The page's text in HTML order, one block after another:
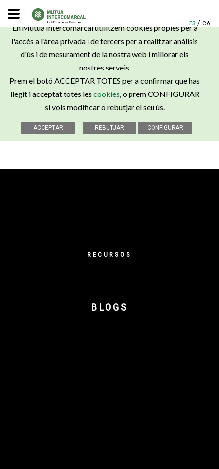
En Mútua Intercomarcal utilitzem cookies pròpies per a
l'accés a l'àrea privada i de tercers per a realitzar anàlisis
d'ús i de mesurament de la nostra web i millorar els
nostres serveis.
Prem el botó ACCEPTAR TOTES per a confirmar que has
llegit i acceptat totes les cookies, o prem CONFIGURAR
si vols modificar o rebutjar el seu ús.
ES / CA
RECURSOS
BLOGS